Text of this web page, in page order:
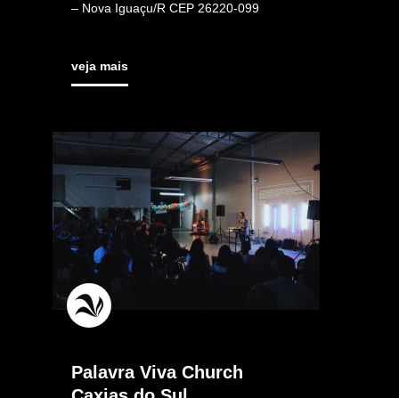
– Nova Iguaçu/R CEP 26220-099
veja mais
Palavra Viva Church